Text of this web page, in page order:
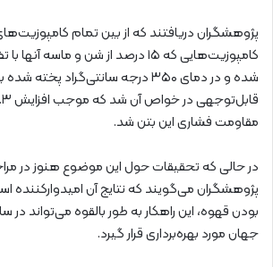
پژوهشگران دریافتند که از بین تمام
کامپوزیت‌هایی که ۱۵ درصد از شن و ماسه
شده و در دمای ۳۵۰ درجه سانتی‌گراد
مقاومت فشاری این بتن شد.
در حالی که تحقیقات حول این موضوع هنوز در
پژوهشگران می‌گویند که نتایج آن امیدوارکننده
بودن قهوه، این راهکار به طور بالقوه می‌تواند در
جهان مورد بهره‌برداری قرار گیرد.